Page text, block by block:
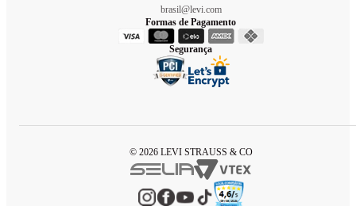
brasil@levi.com
Formas de Pagamento
Segurança
© 2026 LEVI STRAUSS & CO